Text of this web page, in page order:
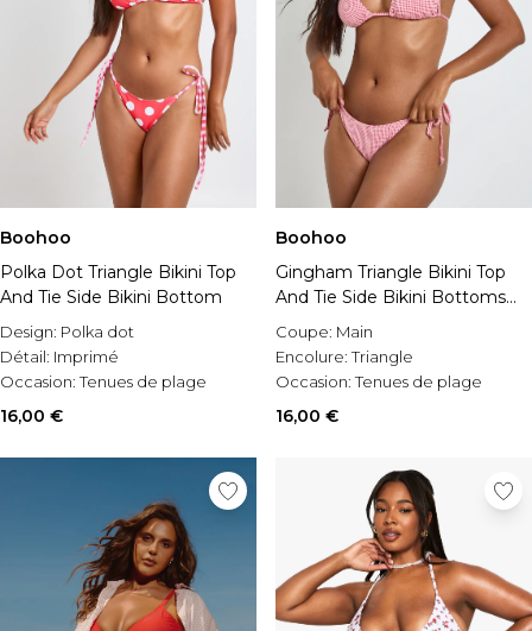
Boohoo
Polka Dot Triangle Bikini Top
And Tie Side Bikini Bottom
Design: Polka dot
Détail: Imprimé
Occasion:Tenues de plage
16,00 €
Boohoo
Gingham Triangle Bikini Top
And Tie Side Bikini Bottoms
Set
Coupe: Main
Encolure:Triangle
Occasion:Tenues de plage
16,00 €